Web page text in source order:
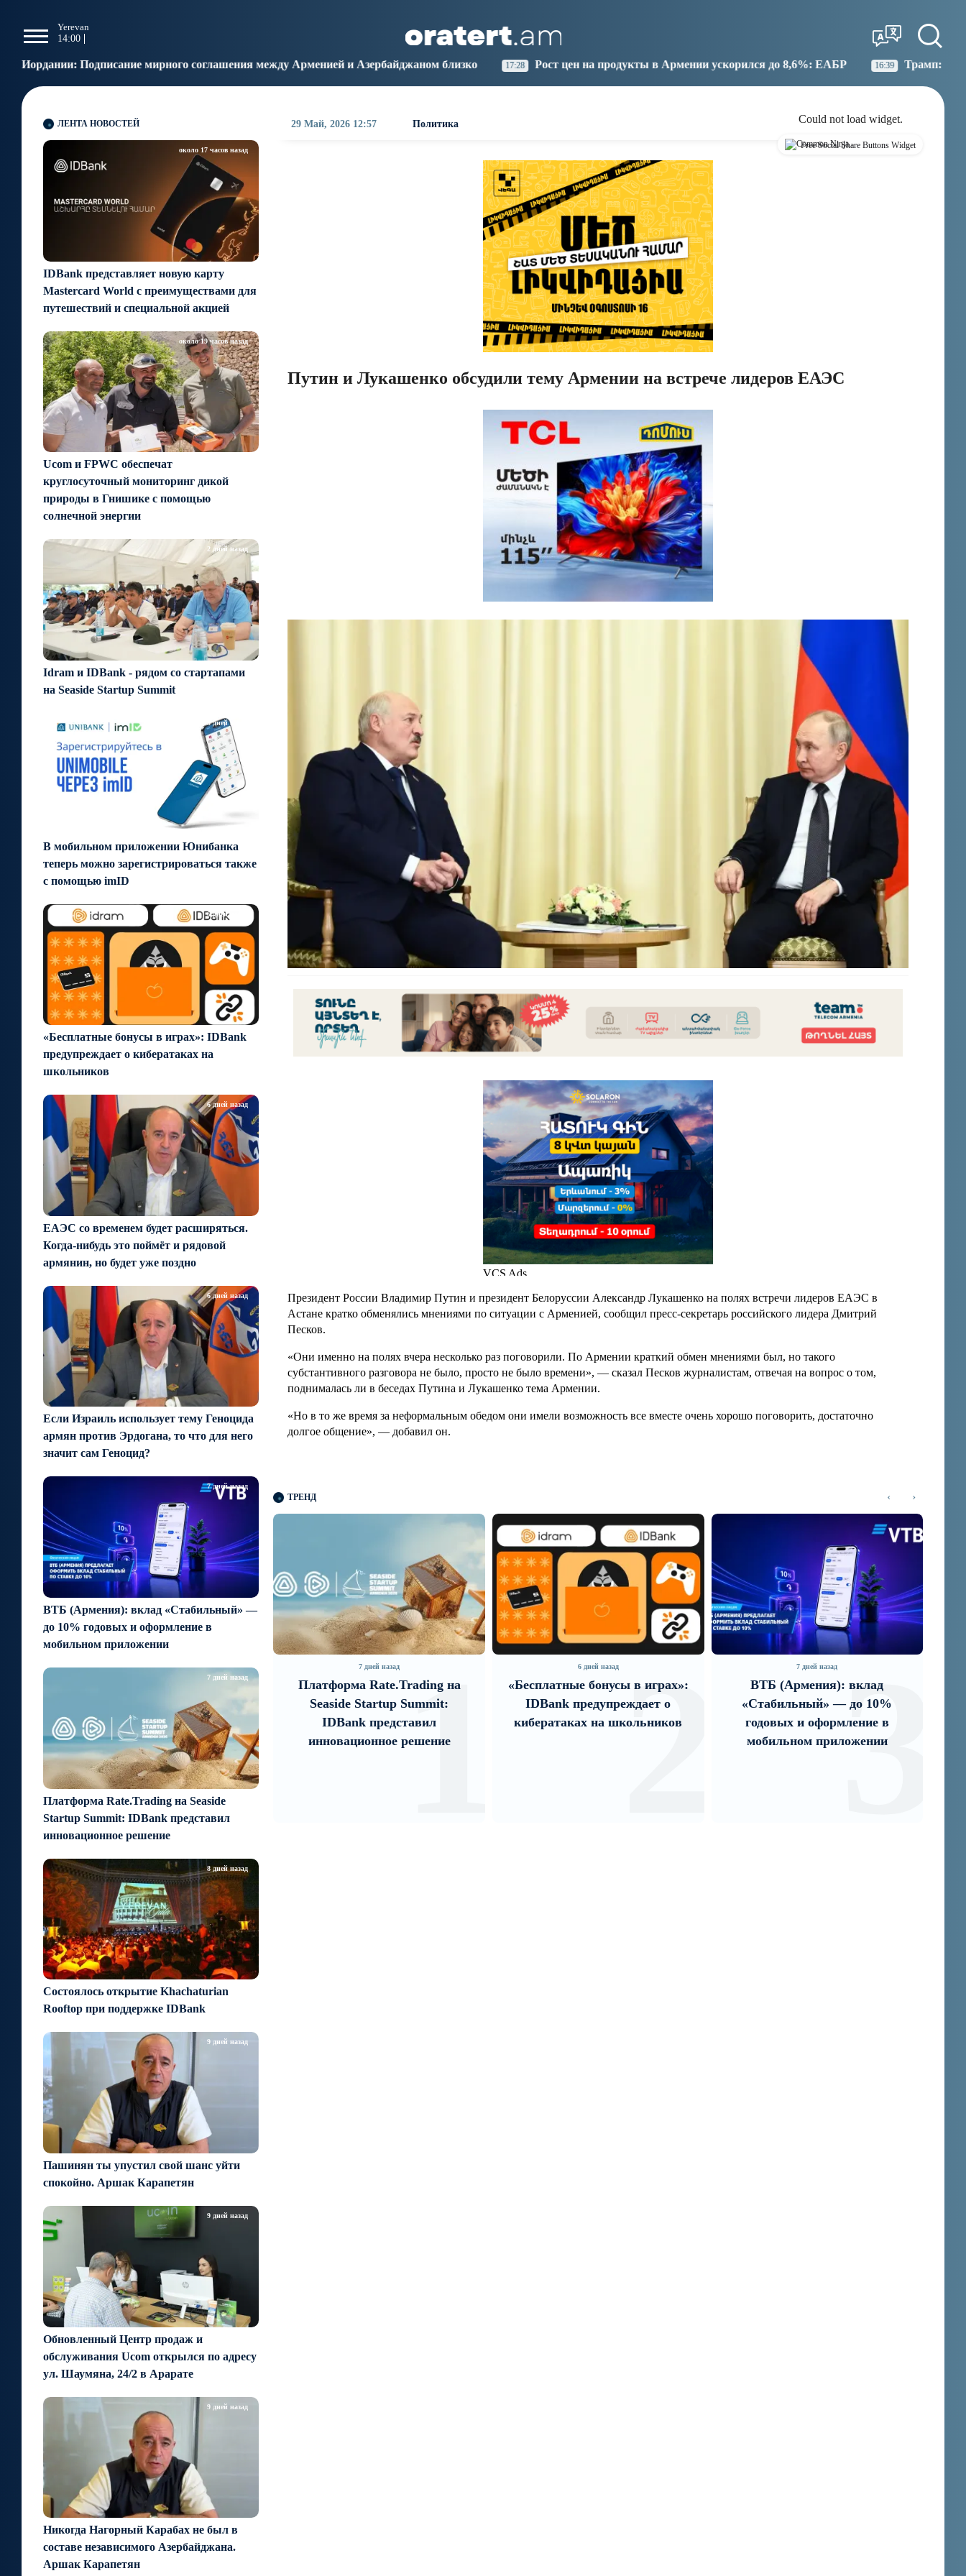
Yerevan
14:00
Los Angeles
03:00
Beijing
18:00
мирного соглашения между Арменией и Азербайджаном близко 17:28 Рост цен на продукты в Армении ускорился до 8,6%: ЕАБР 16:39 Трамп: США больше не
ЛЕНТА НОВОСТЕЙ
IDBank представляет новую карту
Mastercard World с преимуществами для
путешествий и специальной акцией
около 17 часов назад
Ucom и FPWC обеспечат
круглосуточный мониторинг дикой
природы в Гнишике с помощью
солнечной энергии
около 19 часов назад
Idram и IDBank - рядом со стартапами
на Seaside Startup Summit
2 дней назад
В мобильном приложении Юнибанка
теперь можно зарегистрироваться также
с помощью imID
3 дней назад
«Бесплатные бонусы в играх»: IDBank
предупреждает о кибератаках на
школьников
6 дней назад
ЕАЭС со временем будет расширяться.
Когда-нибудь это поймёт и рядовой
армянин, но будет уже поздно
6 дней назад
Если Израиль использует тему Геноцида
армян против Эрдогана, то что для него
значит сам Геноцид?
6 дней назад
ВТБ (Армения): вклад «Стабильный» —
до 10% годовых и оформление в
мобильном приложении
7 дней назад
Платформа Rate.Trading на Seaside
Startup Summit: IDBank представил
инновационное решение
7 дней назад
Состоялось открытие Khachaturian
Rooftop при поддержке IDBank
8 дней назад
Пашинян ты упустил свой шанс уйти
спокойно. Аршак Карапетян
9 дней назад
Обновленный Центр продаж и
обслуживания Ucom открылся по адресу
ул. Шаумяна, 24/2 в Арарате
9 дней назад
Никогда Нагорный Карабах не был в
составе независимого Азербайджана.
Аршак Карапетян
9 дней назад
29 Май, 2026 12:57 Политика Could not load widget.
Free Social Share Buttons Widget
Путин и Лукашенко обсудили тему Армении на встрече лидеров ЕАЭС
Президент России Владимир Путин и президент Белоруссии Александр Лукашенко на полях встречи лидеров ЕАЭС в
Астане кратко обменялись мнениями по ситуации с Арменией, сообщил пресс-секретарь российского лидера Дмитрий
Песков.
«Они именно на полях вчера несколько раз поговорили. По Армении краткий обмен мнениями был, но такого
субстантивного разговора не было, просто не было времени», — сказал Песков журналистам, отвечая на вопрос о том,
поднималась ли в беседах Путина и Лукашенко тема Армении.
«Но в то же время за неформальным обедом они имели возможность все вместе очень хорошо поговорить, достаточно
долгое общение», — добавил он.
ТРЕНД
6 дней назад
это поймёт и рядовой
армянин, но будет уже поздно
9
Платформа Rate.Trading на
Seaside Startup Summit:
IDBank представил
инновационное решение1 «Бесплатные бонусы в играх»:
IDBank предупреждает о
кибератаках на школьников
2
ВТБ (Армения): вклад
«Стабильный» — до 10%
годовых и оформление в
мобильном приложении3 Если Израиль
‹ ›